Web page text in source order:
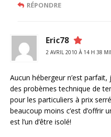
RÉPONDRE
Eric78
2 AVRIL 2010 À 14 H 38
Aucun hébergeur n’est
des probèmes technique de
pour les particuliers à prix
beaucoup moins c’est d’offrir
est l’un d’être isolé!